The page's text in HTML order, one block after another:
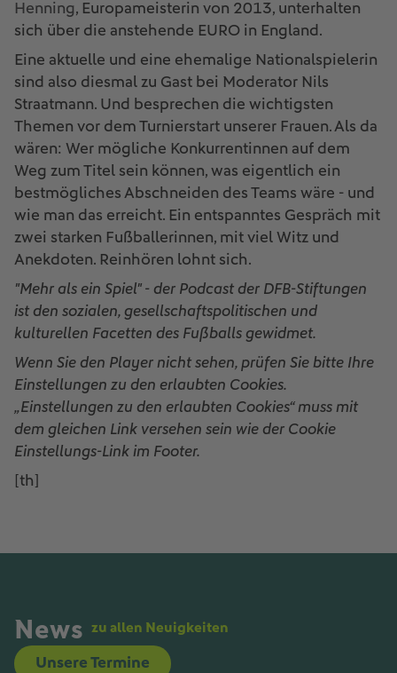
Henning, Europameisterin von 2013, unterhalten
sich über die anstehende EURO in England.
Eine aktuelle und eine ehemalige Nationalspielerin
sind also diesmal zu Gast bei Moderator Nils
Straatmann. Und besprechen die wichtigsten
Themen vor dem Turnierstart unserer Frauen. Als da
wären: Wer mögliche Konkurrentinnen auf dem
Weg zum Titel sein können, was eigentlich ein
bestmögliches Abschneiden des Teams wäre - und
wie man das erreicht. Ein entspanntes Gespräch mit
zwei starken Fußballerinnen, mit viel Witz und
Anekdoten. Reinhören lohnt sich.
"Mehr als ein Spiel" - der Podcast der DFB-Stiftungen
ist den sozialen, gesellschaftspolitischen und
kulturellen Facetten des Fußballs gewidmet.
Wenn Sie den Player nicht sehen, prüfen Sie bitte Ihre
Einstellungen zu den erlaubten Cookies.
„Einstellungen zu den erlaubten Cookies“ muss mit
dem gleichen Link versehen sein wie der Cookie
Einstellungs-Link im Footer.
[th]
News zu allen Neuigkeiten
Unsere Termine